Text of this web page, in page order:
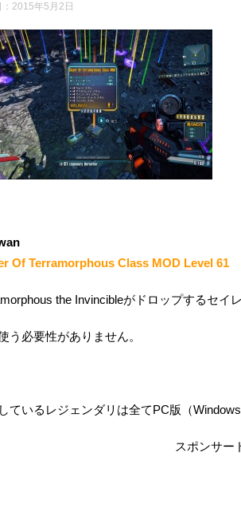
2015年5月2日
Of Terramorphous Class MOD Level 61
the Invincibleがドロップするセイ
う必要性がありません。
ているレジェンダリは全てPC版（Windows
スポンサー